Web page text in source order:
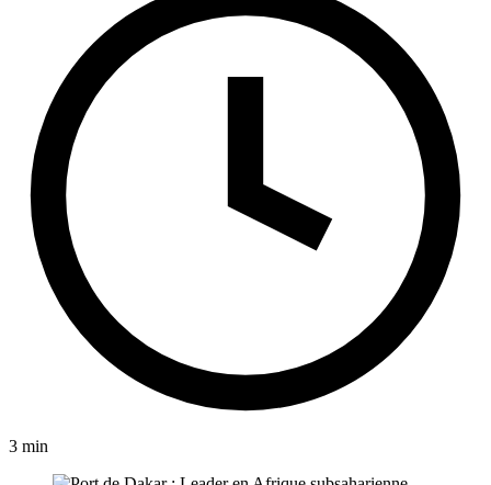
3 min